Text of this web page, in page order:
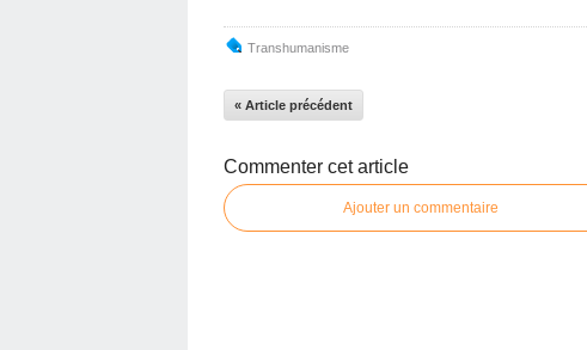
Transhumanisme
« Article précédent
Commenter cet article
Ajouter un commentaire